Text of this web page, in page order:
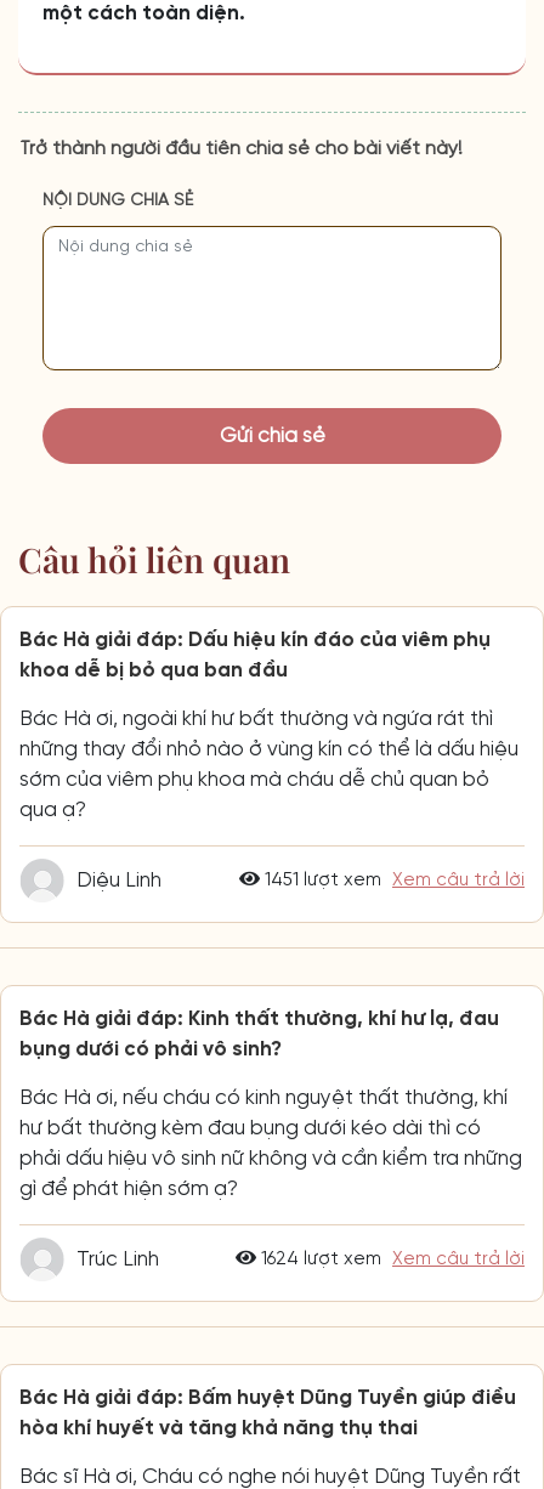
một cách toàn diện.
Trở thành người đầu tiên chia sẻ cho bài viết này!
NỘI DUNG CHIA SẺ
Câu hỏi liên quan
Bác Hà giải đáp: Dấu hiệu kín đáo của viêm phụ
khoa dễ bị bỏ qua ban đầu
Bác Hà ơi, ngoài khí hư bất thường và ngứa rát thì
những thay đổi nhỏ nào ở vùng kín có thể là dấu hiệu
sớm của viêm phụ khoa mà cháu dễ chủ quan bỏ
qua ạ?
Diệu Linh 1451 lượt xem Xem câu trả lời
Bác Hà giải đáp: Kinh thất thường, khí hư lạ, đau
bụng dưới có phải vô sinh?
Bác Hà ơi, nếu cháu có kinh nguyệt thất thường, khí
hư bất thường kèm đau bụng dưới kéo dài thì có
phải dấu hiệu vô sinh nữ không và cần kiểm tra những
gì để phát hiện sớm ạ?
Trúc Linh 1624 lượt xem Xem câu trả lời
Bác Hà giải đáp: Bấm huyệt Dũng Tuyền giúp điều
hòa khí huyết và tăng khả năng thụ thai
Bác sĩ Hà ơi, Cháu có nghe nói huyệt Dũng Tuyền rất